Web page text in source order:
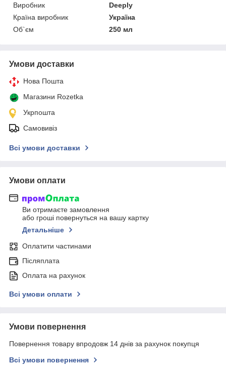
Виробник
Deeply
Країна виробник
Україна
Об`єм
250 мл
Умови доставки
Нова Пошта
Магазини Rozetka
Укрпошта
Самовивіз
Всі умови доставки
Умови оплати
Ви отримаєте замовлення
або гроші повернуться на вашу картку
Детальніше
Оплатити частинами
Післяплата
Оплата на рахунок
Всі умови оплати
Умови повернення
Повернення товару впродовж 14 днів за рахунок покупця
Всі умови повернення